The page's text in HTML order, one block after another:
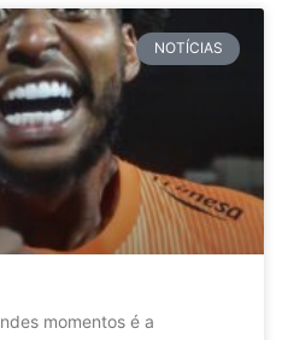
NOTÍCIAS
momentos é a